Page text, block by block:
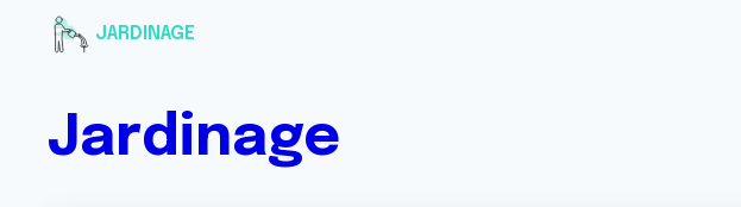
JARDINAGE
Jardinage